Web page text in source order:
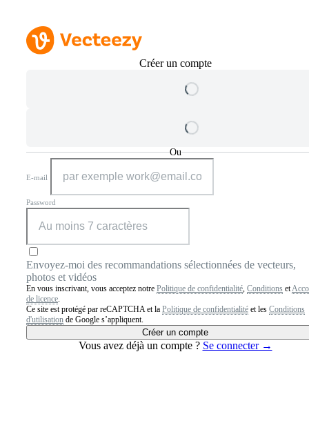
Créer un compte
Ou
E-mail
Password
Envoyez-moi des recommandations sélectionnées de vecteurs,
photos et vidéos
En vous inscrivant, vous acceptez notre Politique de confidentialité, Conditions et
de licence.
Ce site est protégé par reCAPTCHA et la Politique de confidentialité et les Conditions
d'utilisation de Google s’appliquent.
Créer un compte
Vous avez déjà un compte ? Se connecter →